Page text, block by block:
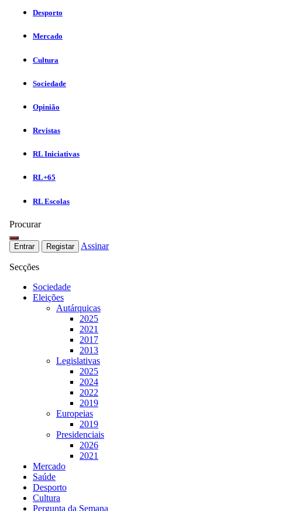
Desporto
Mercado
Cultura
Sociedade
Opinião
Revistas
RL Iniciativas
RL+65
RL Escolas
Procurar
Entrar Registar Assinar
Secções
Sociedade
Eleições
Autárquicas
2025
2021
2017
2013
Legislativas
2025
2024
2022
2019
Europeias
2019
Presidenciais
2026
2021
Mercado
Saúde
Desporto
Cultura
Pergunta da Semana